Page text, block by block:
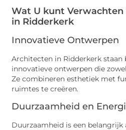
Wat U kunt
in Ridderkerk
Innovatieve Ontwerpen
Architecten in Ridderkerk staan
innovatieve ontwerpen die
Ze combineren esthetiek met
ruimtes te creëren.
Duurzaamheid en
Duurzaamheid is een belangrijk